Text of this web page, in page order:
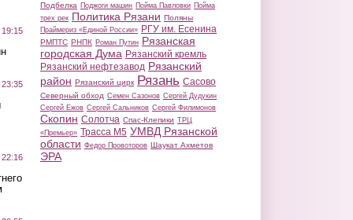
Подбелка Поджоги машин Пойма Павловки Пойма
трех рек Политика Рязани Поляны
Праймериз «Единой России» РГУ им. Есенина
РМПТС РНПК Роман Путин Рязанская
городская Дума Рязанский кремль
Рязанский нефтезавод Рязанский
район Рязанский цирк Рязань Сасово
Северный обход Семен Сазонов Сергей Дудукин
Сергей Ежов Сергей Сальников Сергей Филимонов
Скопин Солотча Спас-Клепики ТРЦ
«Премьер» Трасса М5 УМВД Рязанской
области Федор Провоторов Шаукат Ахметов
ЭРА